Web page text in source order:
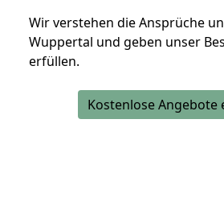
Wir verstehen die Ansprüche
Wuppertal und geben unser
erfüllen.
Kostenlose Angebote